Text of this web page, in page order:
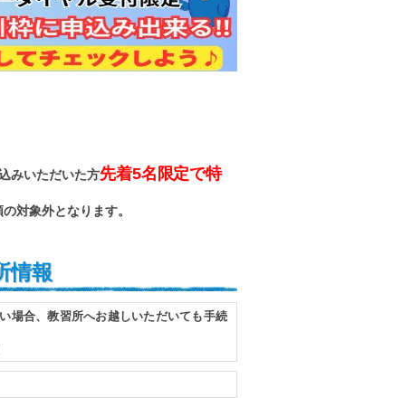
みいただいた方先着5名限定で特
対象外となります。
情報
場合、教習所へお越しいただいても手続